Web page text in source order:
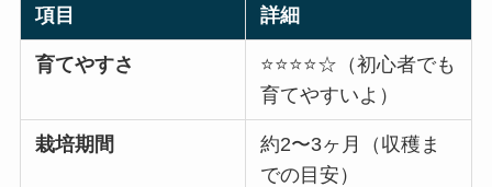
項目 詳細
育てやすさ
⭐⭐⭐⭐☆（初心者でも
育てやすいよ）
栽培期間
約2〜3ヶ月（収穫ま
での目安）